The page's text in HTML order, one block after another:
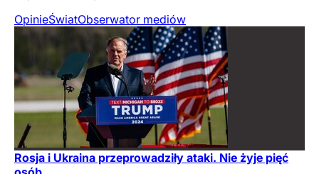
OpinieŚwiatObserwator mediów
Rosja i Ukraina przeprowadziły ataki. Nie żyje pięć